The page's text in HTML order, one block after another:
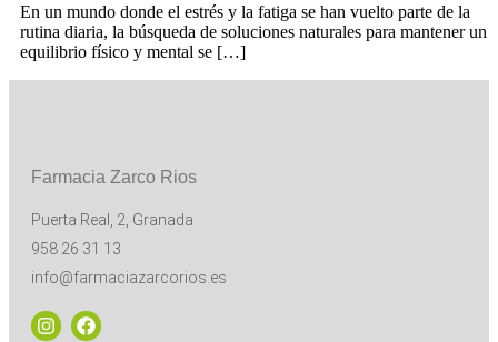
En un mundo donde el estrés y la fatiga se han vuelto parte de la
rutina diaria, la búsqueda de soluciones naturales para mantener un
equilibrio físico y mental se […]
Farmacia Zarco Rios
Puerta Real, 2, Granada
958 26 31 13
info@farmaciazarcorios.es